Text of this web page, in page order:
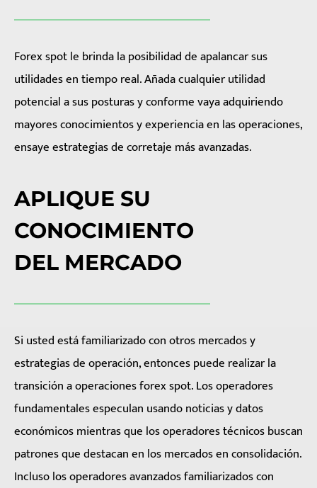
Forex spot le brinda la posibilidad de apalancar sus
utilidades en tiempo real. Añada cualquier utilidad
potencial a sus posturas y conforme vaya adquiriendo
mayores conocimientos y experiencia en las operaciones,
ensaye estrategias de corretaje más avanzadas.
APLIQUE SU
CONOCIMIENTO
DEL MERCADO
Si usted está familiarizado con otros mercados y
estrategias de operación, entonces puede realizar la
transición a operaciones forex spot. Los operadores
fundamentales especulan usando noticias y datos
económicos mientras que los operadores técnicos buscan
patrones que destacan en los mercados en consolidación.
Incluso los operadores avanzados familiarizados con